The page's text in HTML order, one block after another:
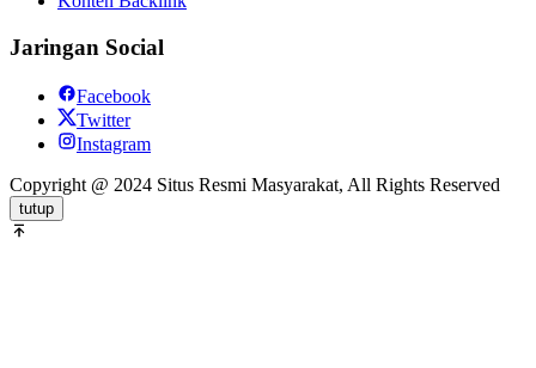
Jaringan Social
Facebook
Twitter
Instagram
Copyright @ 2024 Situs Resmi Masyarakat, All Rights Reserved
tutup